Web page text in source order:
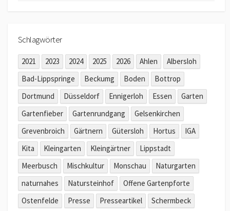
Schlagwörter
2021 2023 2024 2025 2026 Ahlen
Albersloh
Bad-Lippspringe
Beckumg Boden
Bottrop
Dortmund
Düsseldorf Ennigerloh Essen
Garten
Gartenfieber
Gartenrundgang
Gelsenkirchen
Grevenbroich
Gärtnern Gütersloh Hortus
IGA
Kita
Kleingarten Kleingärtner
Lippstadt
Meerbusch
Mischkultur Monschau
Naturgarten
naturnahes
Natursteinhof
Offene Gartenpforte
Ostenfelde
Presse Presseartikel Schermbeck